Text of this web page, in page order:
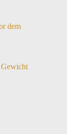
dem